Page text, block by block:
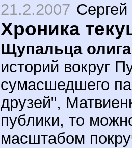
21.2.2007
Хроника
Щупальца
историй вокруг
сумасшедшего
друзей",
публики, то
масштабом